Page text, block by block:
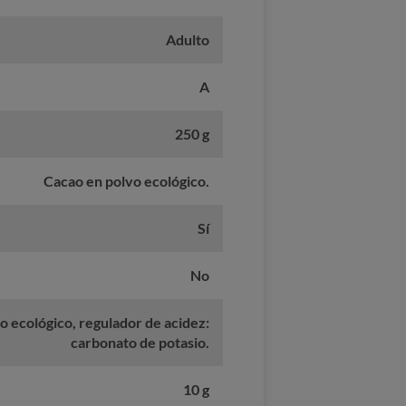
Adulto
A
250 g
Cacao en polvo ecológico.
Sí
No
ecológico, regulador de acidez:
carbonato de potasio.
10 g